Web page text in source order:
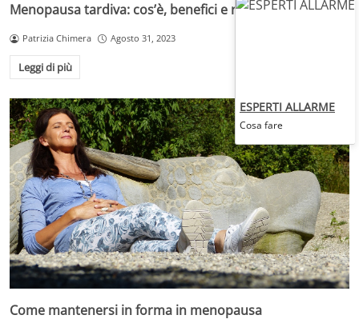
Menopausa tardiva: cos’è, benefici e rischi
Patrizia Chimera Agosto 31, 2023
Leggi di più
Come mantenersi in forma in menopausa
ESPERTI ALLARME
Cosa fare